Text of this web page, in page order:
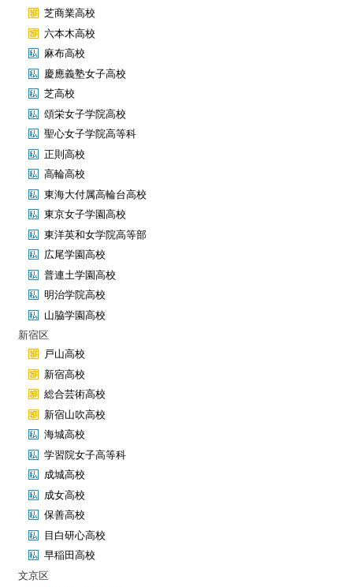
芝商業高校
六本木高校
麻布高校
慶應義塾女子高校
芝高校
頌栄女子学院高校
聖心女子学院高等科
正則高校
高輪高校
東海大付属高輪台高校
東京女子学園高校
東洋英和女学院高等部
広尾学園高校
普連土学園高校
明治学院高校
山脇学園高校
新宿区
戸山高校
新宿高校
総合芸術高校
新宿山吹高校
海城高校
学習院女子高等科
成城高校
成女高校
保善高校
目白研心高校
早稲田高校
文京区